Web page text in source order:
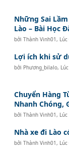
Những Sai
Lào – Bài Học
bởiThành Vinh01 ,
Lợi ích khi sử
bởi Phương_bilalo,
Chuyển Hàng
Nhanh Chóng,
bởiThành Vinh01 ,
Nhà xe đi Lào
bởiThành Vinh01 ,